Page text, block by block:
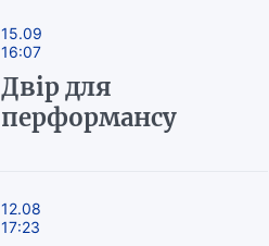
15.09
16:07
Двір для
перформансу
12.08
17:23